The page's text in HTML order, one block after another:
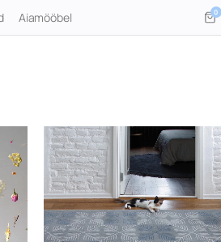
Aiamööbel 0